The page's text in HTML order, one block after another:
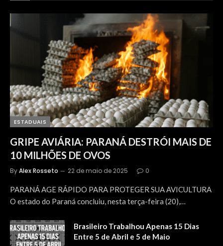
ESTADUAIS
GRIPE AVIÁRIA: PARANÁ DESTRÓI MAIS DE
10 MILHÕES DE OVOS
ByAlex Rosseto 22 de maio de 2025 0
PARANÁ AGE RÁPIDO PARA PROTEGER SUA AVICULTURA
O estado do Paraná concluiu, nesta terça-feira (20),…
Brasileiro Trabalhou Apenas 15 Dias
Entre 5 de Abril e 5 de Maio